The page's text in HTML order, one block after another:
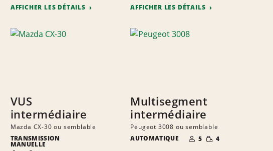
AFFICHER LES DÉTAILS AFFICHER LES DÉTAILS
VUS
intermédiaire
Mazda CX-30 ou semblable
TRANSMISSION
MANUELLE
Multisegment
intermédiaire
Peugeot 3008 ou semblable
AUTOMATIQUE
NOMBRE DE
PERSONNES
5 QUANTITÉ
RÉDUITE
4